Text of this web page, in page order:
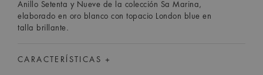
Anillo Setenta y Nueve de la colección Sa Marina,
elaborado en oro blanco con topacio London blue en
talla brillante.
CARACTERÍSTICAS +